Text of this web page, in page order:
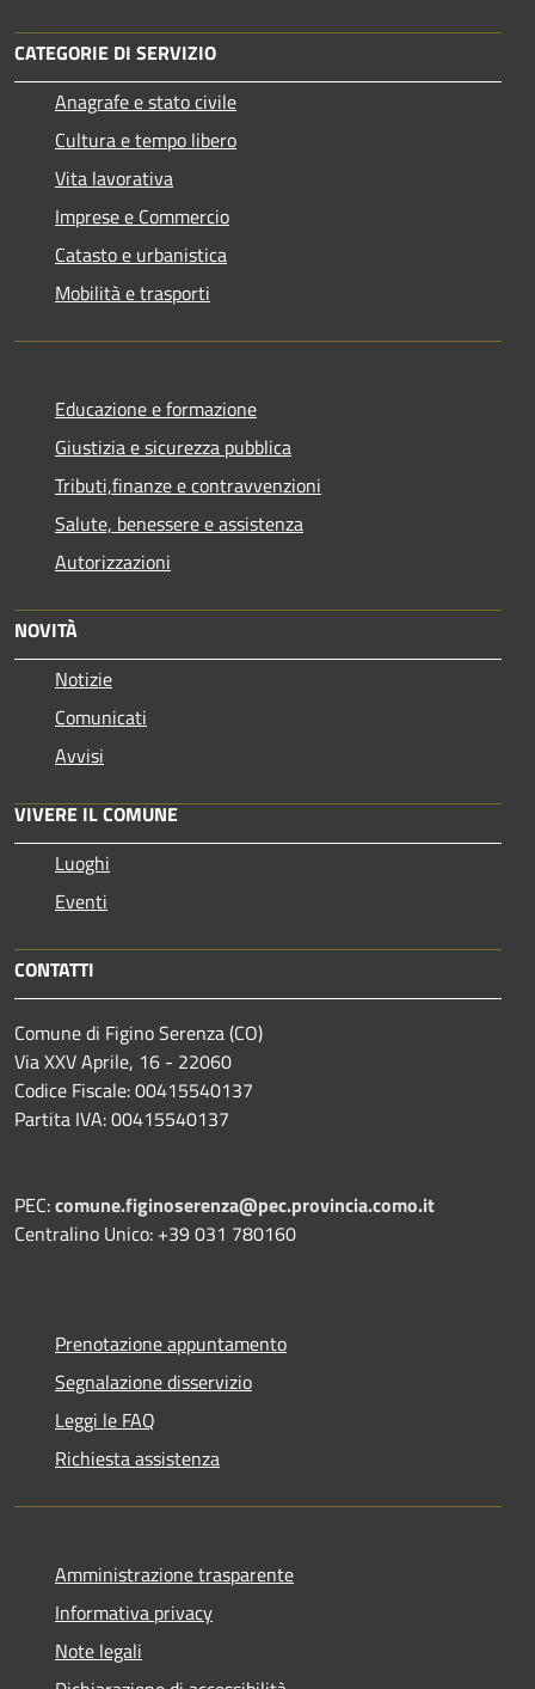
CATEGORIE DI SERVIZIO
Anagrafe e stato civile
Cultura e tempo libero
Vita lavorativa
Imprese e Commercio
Catasto e urbanistica
Mobilità e trasporti
Educazione e formazione
Giustizia e sicurezza pubblica
Tributi,finanze e contravvenzioni
Salute, benessere e assistenza
Autorizzazioni
NOVITÀ
Notizie
Comunicati
Avvisi
VIVERE IL COMUNE
Luoghi
Eventi
CONTATTI
Comune di Figino Serenza (CO)
Via XXV Aprile, 16 - 22060
Codice Fiscale: 00415540137
Partita IVA: 00415540137
PEC:comune.figinoserenza@pec.provincia.como.it
Centralino Unico: +39 031 780160
Prenotazione appuntamento
Segnalazione disservizio
Leggi le FAQ
Richiesta assistenza
Amministrazione trasparente
Informativa privacy
Note legali